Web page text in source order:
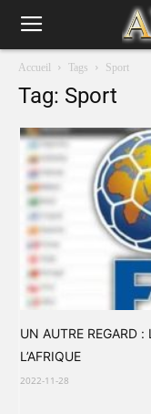
Accueil Tags Sport
Tag: Sport
UN AUTRE REGARD :
L’AFRIQUE
2022-11-28